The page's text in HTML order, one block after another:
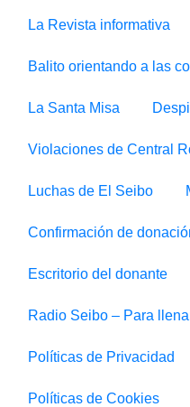
La Revista informativa
Balito orientando a las
La Santa Misa
Violaciones de Central
Luchas de El Seibo
Confirmación de
Escritorio del donante
Radio Seibo – Para
Políticas de Privacidad
Políticas de Cookies